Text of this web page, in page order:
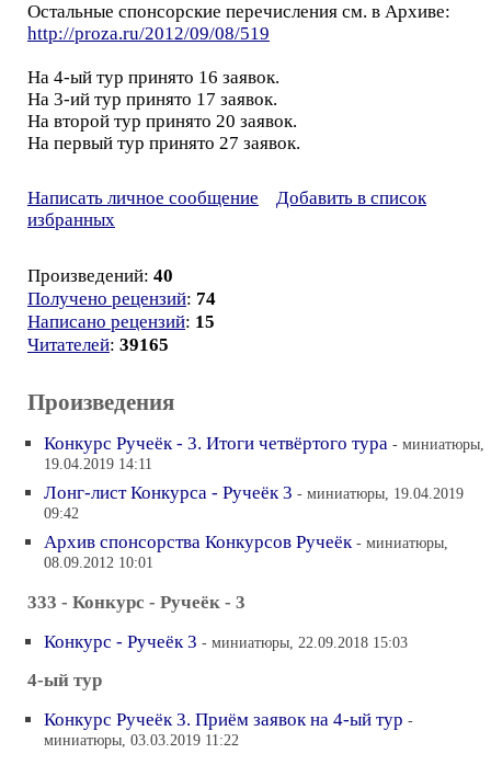
Остальные спонсорские перечисления см. в Архиве:
http://proza.ru/2012/09/08/519
На 4-ый тур принято 16 заявок.
На 3-ий тур принято 17 заявок.
На второй тур принято 20 заявок.
На первый тур принято 27 заявок.
Написать личное сообщение
Добавить в список
избранных
Произведений: 40
Получено рецензий: 74
Написано рецензий: 15
Читателей: 39165
Произведения
Конкурс Ручеёк - 3. Итоги четвёртого тура - миниатюры,
19.04.2019 14:11
Лонг-лист Конкурса - Ручеёк 3 - миниатюры, 19.04.2019
09:42
Архив спонсорства Конкурсов Ручеёк - миниатюры,
08.09.2012 10:01
333 - Конкурс - Ручеёк - 3
Конкурс - Ручеёк 3 - миниатюры, 22.09.2018 15:03
4-ый тур
Конкурс Ручеёк 3. Приём заявок на 4-ый тур -
миниатюры, 03.03.2019 11:22